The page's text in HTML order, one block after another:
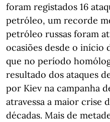
foram registados 16
petróleo, um recorde
petróleo russas foram
ocasiões desde o início
que no período
resultado dos ataques
por Kiev na campanha
atravessa a maior crise
décadas. Mais de